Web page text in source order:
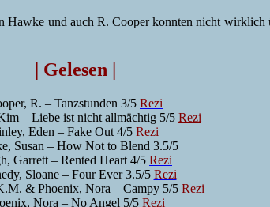
und auch R. Cooper konnten nicht
| Gelesen |
R. – Tanzstunden 3/5 Rezi
– Liebe ist nicht allmächtig 5/5 Rezi
Eden – Fake Out 4/5 Rezi
Susan – How Not to Blend 3.5/5
Garrett – Rented Heart 4/5 Rezi
Sloane – Four Ever 3.5/5 Rezi
& Phoenix, Nora – Campy 5/5 Rezi
Nora – No Angel 5/5 Rezi